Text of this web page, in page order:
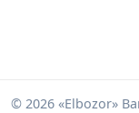
© 2026 «Elbozor»